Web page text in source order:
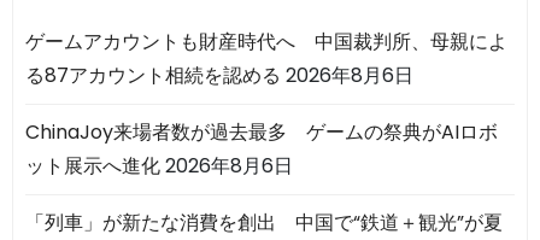
ゲームアカウントも財産時代へ 中国裁判所、母親によ
る87アカウント相続を認める 2026年8月6日
ChinaJoy来場者数が過去最多 ゲームの祭典がAIロボ
ット展示へ進化2026年8月6日
「列車」が新たな消費を創出 中国で“鉄道＋観光”が夏